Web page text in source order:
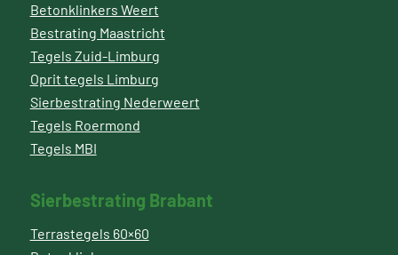
Betonklinkers Weert
Bestrating Maastricht
Tegels Zuid-Limburg
Oprit tegels Limburg
Sierbestrating Nederweert
Tegels Roermond
Tegels MBI
Sierbestrating Brabant
Terrastegels 60×60